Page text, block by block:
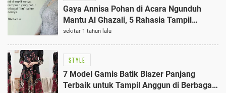
Gaya Annisa Pohan di Acara Ngunduh
Mantu Al Ghazali, 5 Rahasia Tampil
Megah dengan Kebaya Hijau Zamrud
sekitar 1 tahun lalu
STYLE
7 Model Gamis Batik Blazer Panjang
Terbaik untuk Tampil Anggun di Berbagai